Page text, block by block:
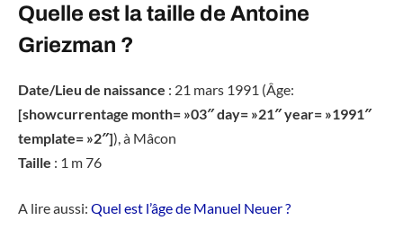
Quelle est la taille de Antoine
Griezman ?
Date/Lieu de naissance : 21 mars 1991 (Âge:
[showcurrentage month= »03″ day= »21″ year= »1991″
template= »2″]), à Mâcon
Taille : 1 m 76
A lire aussi: Quel est l’âge de Manuel Neuer ?